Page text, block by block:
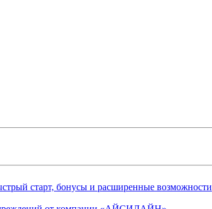
старт, бонусы и расширенные возможности